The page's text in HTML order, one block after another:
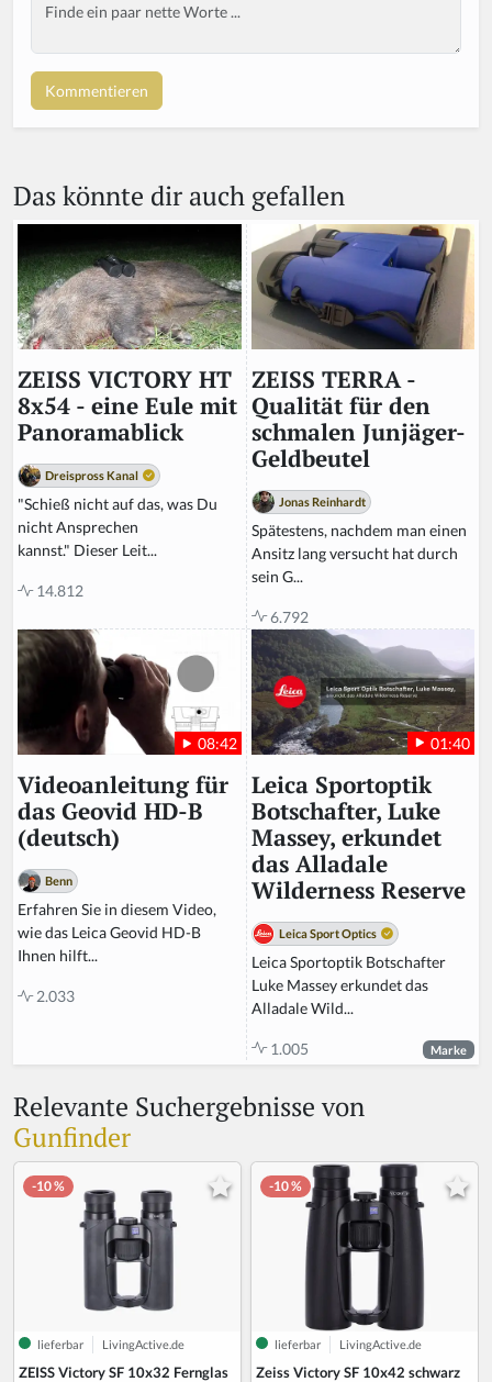
Das könnte dir auch gefallen
ZEISS VICTORY HT
8x54 - eine Eule mit
Panoramablick
Dreispross Kanal
"Schieß nicht auf das, was Du
nicht Ansprechen
kannst." Dieser Leit...
14.812
ZEISS TERRA -
Qualität für den
schmalen Junjäger-
Geldbeutel
Jonas Reinhardt
Spätestens, nachdem man einen
Ansitz lang versucht hat durch
sein G...
6.792
08:42
Videoanleitung für
das Geovid HD-B
(deutsch)
Benn
Erfahren Sie in diesem Video,
wie das Leica Geovid HD-B
Ihnen hilft...
2.033
01:40
Leica Sportoptik
Botschafter, Luke
Massey, erkundet
das Alladale
Wilderness Reserve
Leica Sport Optics
Leica Sportoptik Botschafter
Luke Massey erkundet das
Alladale Wild...
1.005 Marke
Relevante Suchergebnisse von
Gunfinder